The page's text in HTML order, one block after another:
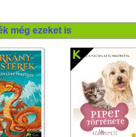
még ezeket is